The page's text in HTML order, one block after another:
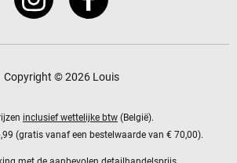
Copyright © 2026 Louis
inclusief wettelijke btw (België).
(gratis vanaf een bestelwaarde van € 70,00).